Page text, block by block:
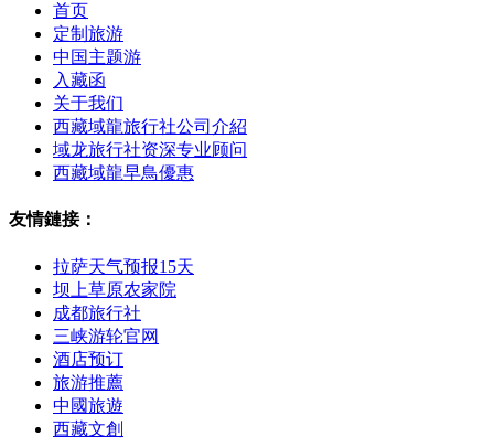
首页
定制旅游
中国主题游
入藏函
关于我们
西藏域龍旅行社公司介紹
域龙旅行社资深专业顾问
西藏域龍早鳥優惠
友情鏈接：
拉萨天气预报15天
坝上草原农家院
成都旅行社
三峡游轮官网
酒店预订
旅游推薦
中國旅遊
西藏文創